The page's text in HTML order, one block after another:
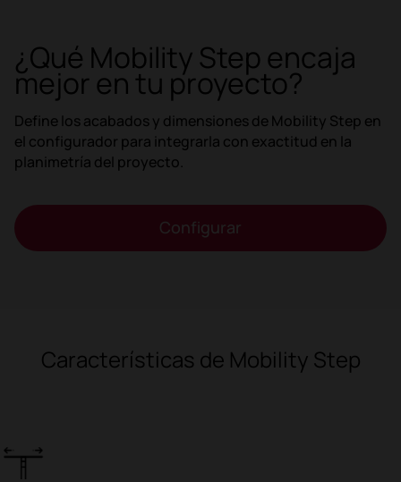
¿Qué Mobility Step encaja
mejor en tu proyecto?
Define los acabados y dimensiones de Mobility Step en
el configurador para integrarla con exactitud en la
planimetría del proyecto.
Configurar
Características de Mobility Step